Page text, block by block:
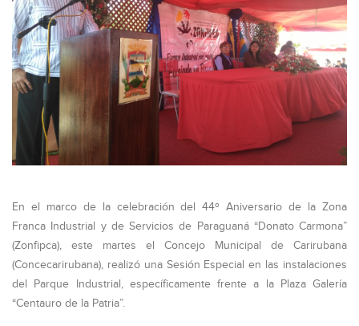
En el marco de la celebración del 44º Aniversario de la Zona
Franca Industrial y de Servicios de Paraguaná “Donato Carmona”
(Zonfipca), este martes el Concejo Municipal de Carirubana
(Concecarirubana), realizó una Sesión Especial en las instalaciones
del Parque Industrial, específicamente frente a la Plaza Galería
“Centauro de la Patria”.